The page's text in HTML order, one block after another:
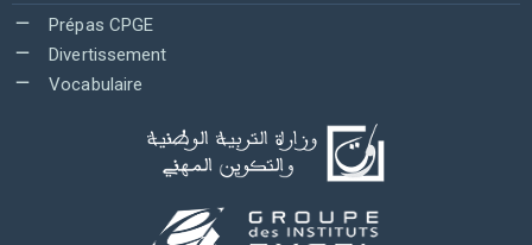
Prépas CPGE
Divertissement
Vocabulaire